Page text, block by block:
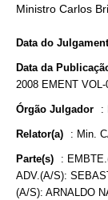
Ministro Carlos
Data do
Data da
2008 EMENT
Órgão Julgador :
Relator(a) : Min.
Parte(s) :
ADV.(A/S):
(A/S): ARNALDO